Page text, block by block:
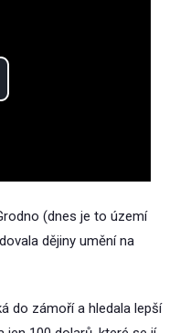
(dnes je to území
dějiny umění na
do zámoří a hledala lepší